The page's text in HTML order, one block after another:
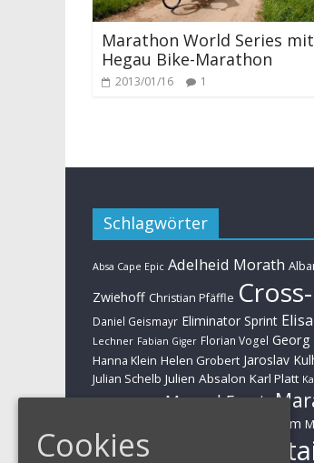
Marathon World Series mit
Hegau Bike-Marathon
2013/01/16 1
Schlagwörter
Absa Cape Epic Adelheid Morath
Zwiehoff Christian Pfäffle
Daniel Geismayr Eliminator Sprint
Lechner Fabian Giger Florian Vogel
Hanna Klein Helen Grobert Jaroslav
Julian Schelb Julien Absalon Karl Platt
Manuel Fumic
Markus Schulte-Lünzum
Brandl Moritz Milatz
Cookies